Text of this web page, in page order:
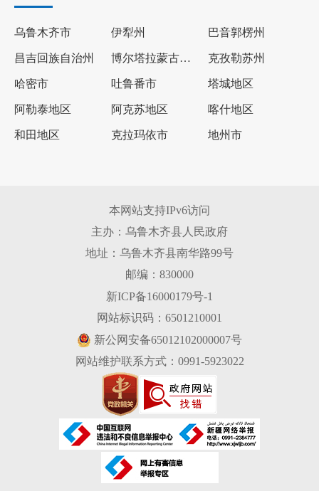
乌鲁木齐市 伊犁州 巴音郭楞州
昌吉回族自治州 博尔塔拉蒙古自治州 克孜勒苏州
哈密市 吐鲁番市 塔城地区
阿勒泰地区 阿克苏地区 喀什地区
和田地区 克拉玛依市 地州市
本网站支持IPv6访问
主办：乌鲁木齐县人民政府
地址：乌鲁木齐县南华路99号
邮编：830000
新ICP备16000179号-1
网站标识码：6501210001
新公网安备65012102000007号
网站维护联系方式：0991-5923022